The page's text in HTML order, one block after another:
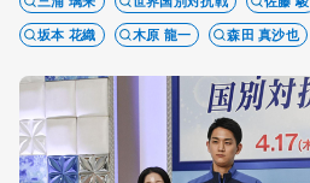
坂本 花織
木原 龍一 森田 真沙也